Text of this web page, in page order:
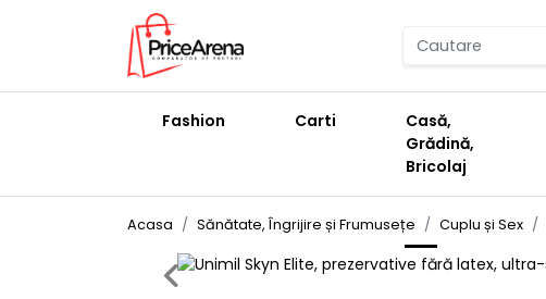
Fashion Carti
Casă,
Grădină,
Bricolaj
Acasa Sănătate, Îngrijire și Frumusețe Cuplu și Sex
Previous